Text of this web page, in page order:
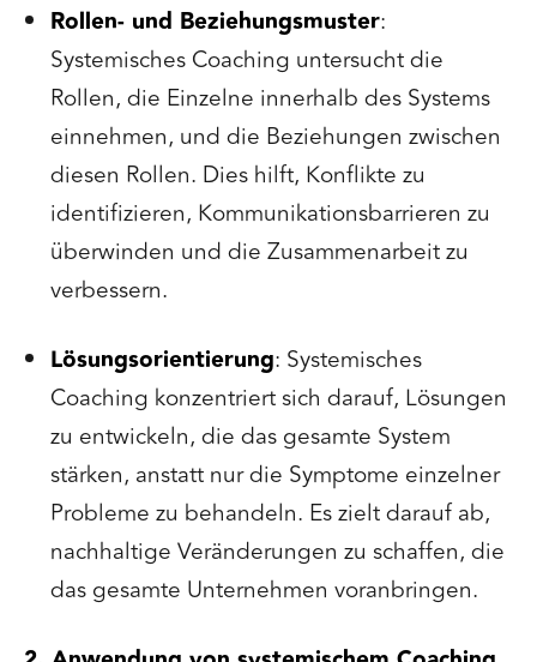
Rollen- und Beziehungsmuster:
Systemisches Coaching untersucht die
Rollen, die Einzelne innerhalb des Systems
einnehmen, und die Beziehungen zwischen
diesen Rollen. Dies hilft, Konflikte zu
identifizieren, Kommunikationsbarrieren zu
überwinden und die Zusammenarbeit zu
verbessern.
Lösungsorientierung: Systemisches
Coaching konzentriert sich darauf, Lösungen
zu entwickeln, die das gesamte System
stärken, anstatt nur die Symptome einzelner
Probleme zu behandeln. Es zielt darauf ab,
nachhaltige Veränderungen zu schaffen, die
das gesamte Unternehmen voranbringen.